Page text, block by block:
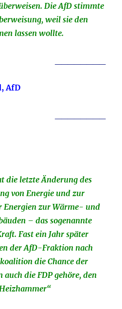
Die AfD stimmte
weil sie den
lassen wollte.
AfD
die letzte Änderung des
von Energie und zur
Energien zur Wärme- und
– das sogenannte
Fast ein Jahr später
der AfD-Fraktion nach
die Chance der
auch die FDP gehöre, den